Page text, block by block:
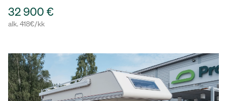
32 900 €
alk. 418€/kk